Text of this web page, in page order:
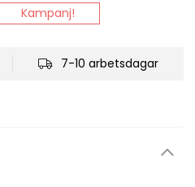
Kampanj!
7-10 arbetsdagar